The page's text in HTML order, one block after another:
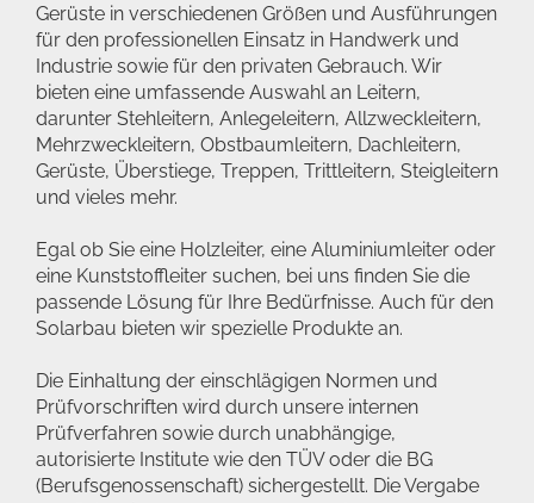
Gerüste in verschiedenen Größen und Ausführungen
für den professionellen Einsatz in Handwerk und
Industrie sowie für den privaten Gebrauch. Wir
bieten eine umfassende Auswahl an Leitern,
darunter Stehleitern, Anlegeleitern, Allzweckleitern,
Mehrzweckleitern, Obstbaumleitern, Dachleitern,
Gerüste, Überstiege, Treppen, Trittleitern, Steigleitern
und vieles mehr.
Egal ob Sie eine Holzleiter, eine Aluminiumleiter oder
eine Kunststoffleiter suchen, bei uns finden Sie die
passende Lösung für Ihre Bedürfnisse. Auch für den
Solarbau bieten wir spezielle Produkte an.
Die Einhaltung der einschlägigen Normen und
Prüfvorschriften wird durch unsere internen
Prüfverfahren sowie durch unabhängige,
autorisierte Institute wie den TÜV oder die BG
(Berufsgenossenschaft) sichergestellt. Die Vergabe